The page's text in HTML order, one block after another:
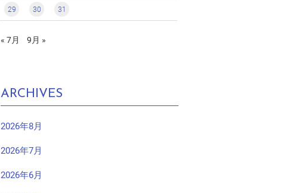
29 30 31
« 7月 9月 »
ARCHIVES
2026年8月
2026年7月
2026年6月